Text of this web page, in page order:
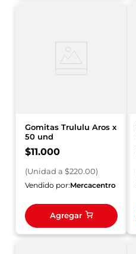
Gomitas Trululu Aros x
50 und
$11.000
(Unidad a $220.00)
Vendido por:Mercacentro
Agregar